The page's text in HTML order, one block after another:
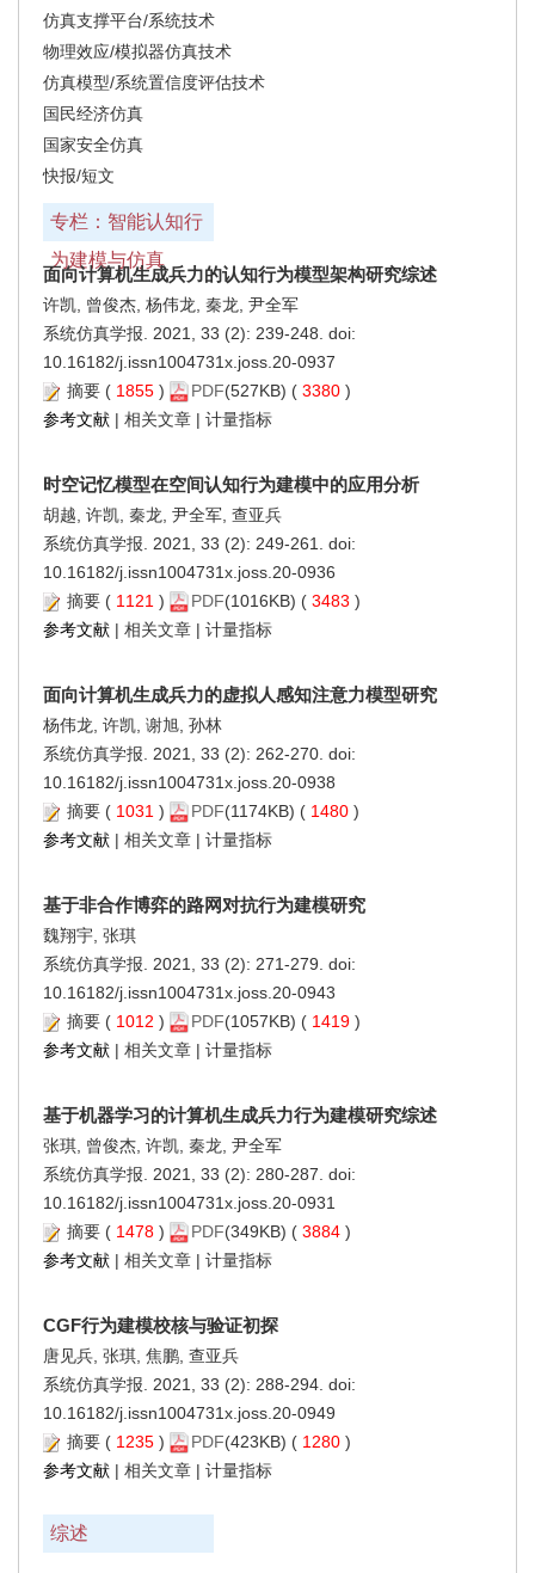
仿真支撑平台/系统技术
物理效应/模拟器仿真技术
仿真模型/系统置信度评估技术
国民经济仿真
国家安全仿真
快报/短文
专栏：智能认知行
为建模与仿真
面向计算机生成兵力的认知行为模型架构研究综述
许凯, 曾俊杰, 杨伟龙, 秦龙, 尹全军
系统仿真学报. 2021, 33 (2): 239-248. doi:
10.16182/j.issn1004731x.joss.20-0937
摘要 ( 1855 ) PDF(527KB) ( 3380 )
参考文献 | 相关文章 | 计量指标
时空记忆模型在空间认知行为建模中的应用分析
胡越, 许凯, 秦龙, 尹全军, 查亚兵
系统仿真学报. 2021, 33 (2): 249-261. doi:
10.16182/j.issn1004731x.joss.20-0936
摘要 ( 1121 ) PDF(1016KB) ( 3483 )
参考文献 | 相关文章 | 计量指标
面向计算机生成兵力的虚拟人感知注意力模型研究
杨伟龙, 许凯, 谢旭, 孙林
系统仿真学报. 2021, 33 (2): 262-270. doi:
10.16182/j.issn1004731x.joss.20-0938
摘要 ( 1031 ) PDF(1174KB) ( 1480 )
参考文献 | 相关文章 | 计量指标
基于非合作博弈的路网对抗行为建模研究
魏翔宇, 张琪
系统仿真学报. 2021, 33 (2): 271-279. doi:
10.16182/j.issn1004731x.joss.20-0943
摘要 ( 1012 ) PDF(1057KB) ( 1419 )
参考文献 | 相关文章 | 计量指标
基于机器学习的计算机生成兵力行为建模研究综述
张琪, 曾俊杰, 许凯, 秦龙, 尹全军
系统仿真学报. 2021, 33 (2): 280-287. doi:
10.16182/j.issn1004731x.joss.20-0931
摘要 ( 1478 ) PDF(349KB) ( 3884 )
参考文献 | 相关文章 | 计量指标
CGF行为建模校核与验证初探
唐见兵, 张琪, 焦鹏, 查亚兵
系统仿真学报. 2021, 33 (2): 288-294. doi:
10.16182/j.issn1004731x.joss.20-0949
摘要 ( 1235 ) PDF(423KB) ( 1280 )
参考文献 | 相关文章 | 计量指标
综述